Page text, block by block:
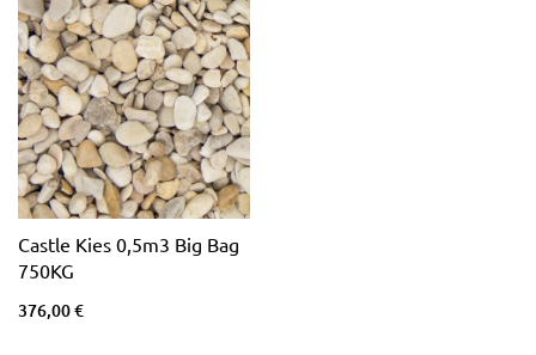
Castle Kies 0,5m3 Big Bag
750KG
376,00 €